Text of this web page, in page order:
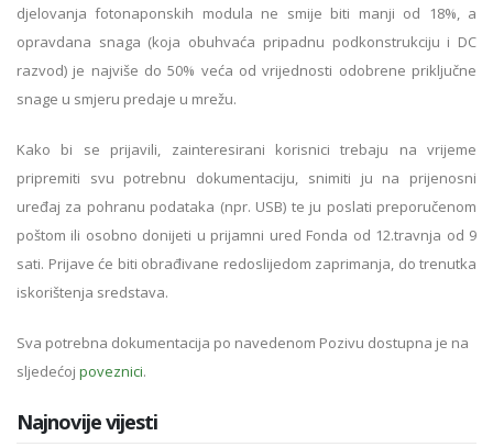
djelovanja fotonaponskih modula ne smije biti manji od 18%, a
opravdana snaga (koja obuhvaća pripadnu podkonstrukciju i DC
razvod) je najviše do 50% veća od vrijednosti odobrene priključne
snage u smjeru predaje u mrežu.
Kako bi se prijavili, zainteresirani korisnici trebaju na vrijeme
pripremiti svu potrebnu dokumentaciju, snimiti ju na prijenosni
uređaj za pohranu podataka (npr. USB) te ju poslati preporučenom
poštom ili osobno donijeti u prijamni ured Fonda od 12.travnja od 9
sati. Prijave će biti obrađivane redoslijedom zaprimanja, do trenutka
iskorištenja sredstava.
Sva potrebna dokumentacija po navedenom Pozivu dostupna je na
sljedećoj poveznici.
Najnovije vijesti